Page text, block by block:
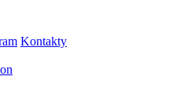
Kontakty